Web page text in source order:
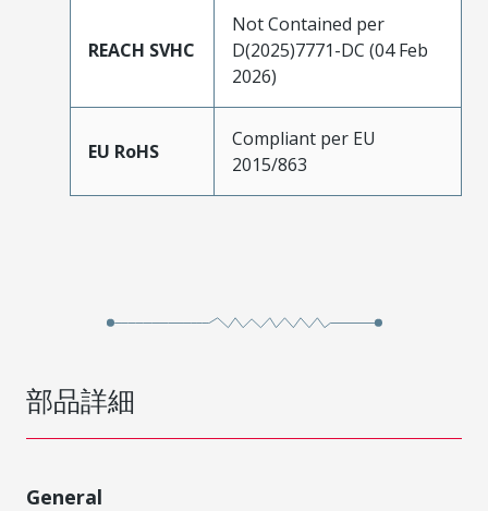
REACH SVHC
Not Contained per
D(2025)7771-DC (04 Feb
2026)
EU RoHS
Compliant per EU
2015/863
部品詳細
General